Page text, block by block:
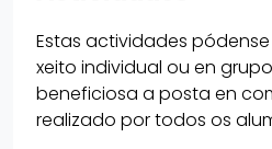
Estas actividades
xeito individual ou en
beneficiosa a posta en
realizado por todos os